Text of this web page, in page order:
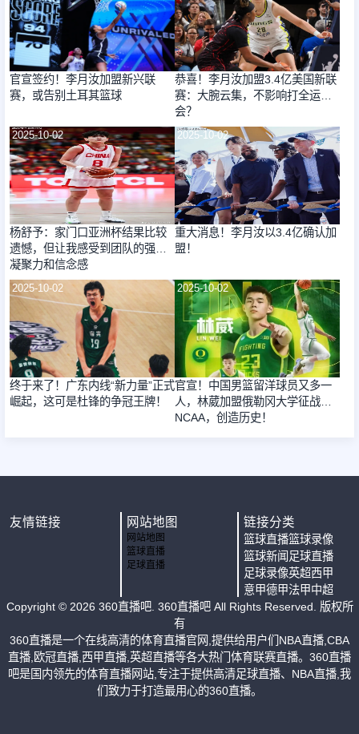
官宣签约！李月汝加盟新兴联
赛，或告别土耳其篮球
恭喜！李月汝加盟3.4亿美国新联
赛：大腕云集，不影响打全运
会？
2025-10-02
杨舒予：家门口亚洲杯结果比较
遗憾，但让我感受到团队的强大
凝聚力和信念感
2025-10-02
重大消息！李月汝以3.4亿确认加
盟！
2025-10-02
终于来了！广东内线“新力量”正式
崛起，这可是杜锋的争冠王牌！
2025-10-02
官宣！中国男篮留洋球员又多一
人，林葳加盟俄勒冈大学征战
NCAA，创造历史！
友情链接 网站地图
网站地图
篮球直播
足球直播
链接分类
篮球直播篮球录像
篮球新闻 足球直播
足球录像英超西甲
意甲德甲法甲中超
Copyright © 2026 360直播吧. 360直播吧 All Rights Reserved. 版权所
有
360直播是一个在线高清的体育直播官网,提供给用户们NBA直播,CBA
直播,欧冠直播,西甲直播,英超直播等各大热门体育联赛直播。360直播
吧是国内领先的体育直播网站,专注于提供高清足球直播、NBA直播,我
们致力于打造最用心的360直播。